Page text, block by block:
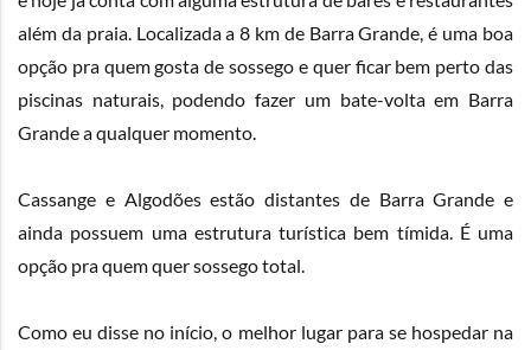
além da praia. Localizada a 8 km de Barra Grande, é uma boa
opção pra quem gosta de sossego e quer ficar bem perto das
piscinas naturais, podendo fazer um bate-volta em Barra
Grande a qualquer momento.
Cassange e Algodões estão distantes de Barra Grande e
ainda possuem uma estrutura turística bem tímida. É uma
opção pra quem quer sossego total.
Como eu disse no início, o melhor lugar para se hospedar na